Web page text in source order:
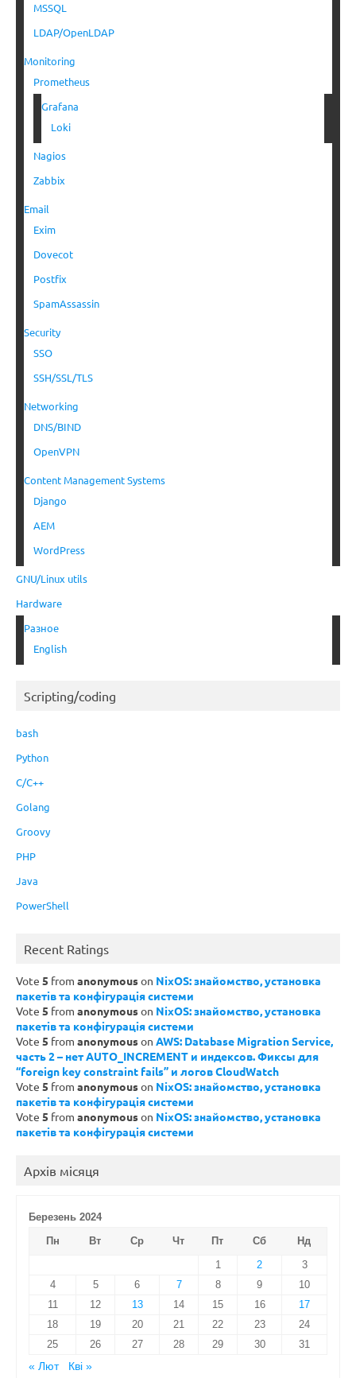
MSSQL
LDAP/OpenLDAP
Monitoring
Prometheus
Grafana
Loki
Nagios
Zabbix
Email
Exim
Dovecot
Postfix
SpamAssassin
Security
SSO
SSH/SSL/TLS
Networking
DNS/BIND
OpenVPN
Content Management Systems
Django
AEM
WordPress
GNU/Linux utils
Hardware
Разное
English
Scripting/coding
bash
Python
C/C++
Golang
Groovy
PHP
Java
PowerShell
Recent Ratings
Vote 5 from anonymouson NixOS: знайомство, установка
пакетів та конфігурація системи
Vote 5 from anonymouson NixOS: знайомство, установка
пакетів та конфігурація системи
Vote 5 from anonymouson AWS: Database Migration Service,
часть 2 – нет AUTO_INCREMENT и индексов. Фиксы для
“foreign key constraint fails” и логов CloudWatch
Vote 5 from anonymouson NixOS: знайомство, установка
пакетів та конфігурація системи
Vote 5 from anonymouson NixOS: знайомство, установка
пакетів та конфігурація системи
Архів місяця
Березень 2024
Пн
Вт Ср Чт Пт Сб
Нд
1
2
3
4
5 6 7 8 9
10
11
12 13 14 15 16
17
18
19 20 21 22 23
24
25
26 27 28 29 30
31
« Лют
Кві »